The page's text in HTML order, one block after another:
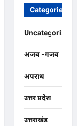
Categories
Uncategorized
अजब -गजब
अपराध
उत्तर प्रदेश
उत्तराखंड